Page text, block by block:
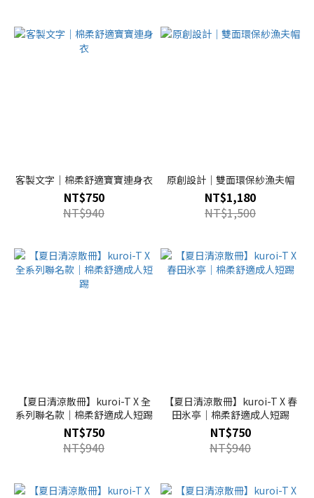
客製文字｜棉柔舒適寶寶連身衣
NT$750
NT$940
原創設計｜雙面環保紗漁夫帽
NT$1,180
NT$1,500
【夏日清涼散冊】kuroi-T X 全
系列聯名款｜棉柔舒適成人短踢
NT$750
NT$940
【夏日清涼散冊】kuroi-T X 春
田氷亭｜棉柔舒適成人短踢
NT$750
NT$940